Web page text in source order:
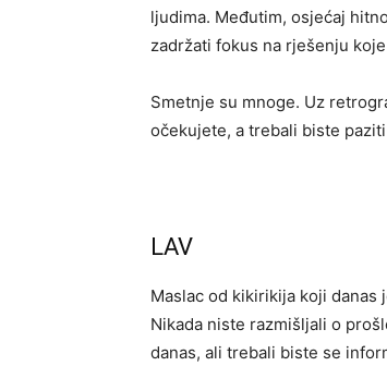
ljudima. Međutim, osjećaj
zadržati fokus na rješenju
Smetnje su mnoge. Uz
očekujete, a trebali biste
LAV
Maslac od kikirikija koji
Nikada niste razmišljali o
danas, ali trebali biste se